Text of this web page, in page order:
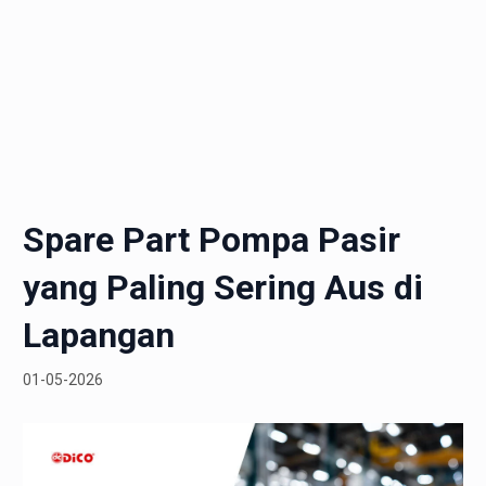
Spare Part Pompa Pasir
yang Paling Sering Aus di
Lapangan
01-05-2026